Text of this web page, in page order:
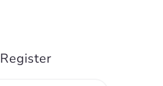
Register